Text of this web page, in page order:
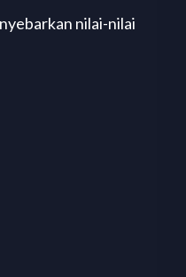
nilai-nilai